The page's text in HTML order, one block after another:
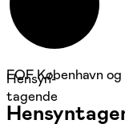
Hensyn-
tagende
FOF København